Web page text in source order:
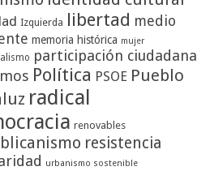
Izquierda libertad medio
memoria histórica mujer
participación ciudadana
Política PSOE Pueblo
radical
renovables
resistencia
urbanismo sostenible